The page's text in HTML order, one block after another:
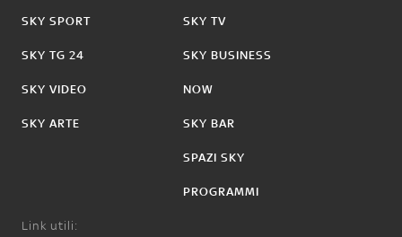
SKY SPORT
SKY TG 24
SKY VIDEO
SKY ARTE
SKY TV
SKY BUSINESS
NOW
SKY BAR
SPAZI SKY
PROGRAMMI
Link utili: